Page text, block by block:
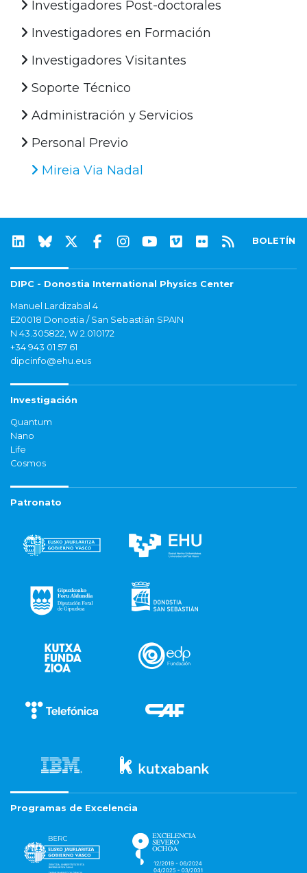
Investigadores Post-doctorales
Investigadores en Formación
Investigadores Visitantes
Soporte Técnico
Administración y Servicios
Personal Previo
Mireia Via Nadal
BOLETÍN
DIPC - Donostia International Physics Center
Manuel Lardizabal 4
E20018 Donostia / San Sebastián SPAIN
N 43.305822, W 2.010172
+34 943 01 57 61
dipcinfo@ehu.eus
Investigación
Quantum
Nano
Life
Cosmos
Patronato
Programas de Excelencia